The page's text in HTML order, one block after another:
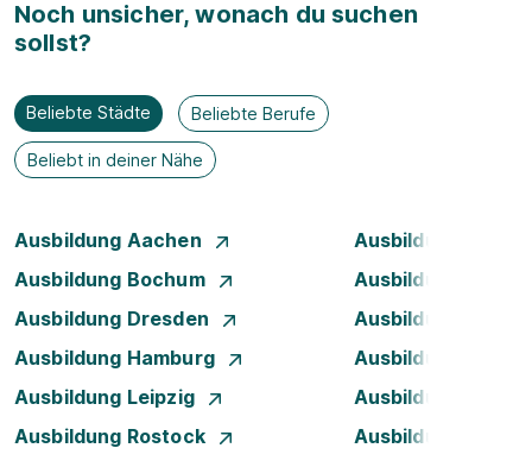
Noch unsicher, wonach du suchen
sollst?
Beliebte Städte Beliebte Berufe
Beliebt in deiner Nähe
Ausbildung Aachen
Ausbildung
Ausbildung Bochum
Ausbildung Bonn
Ausbildung Dresden
Ausbildung
Ausbildung Hamburg
Ausbildung
Ausbildung Leipzig
Ausbildung
Ausbildung Rostock
Ausbildung